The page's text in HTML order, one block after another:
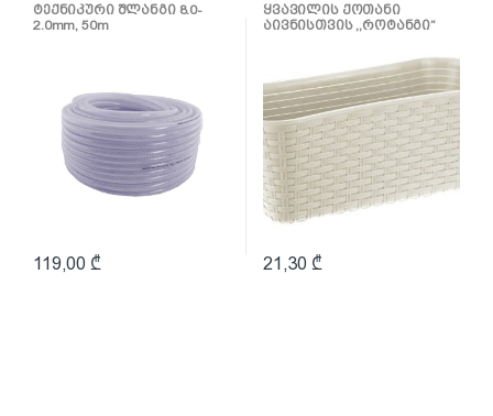
ტექნიკური შლანგი 8.0-
2.0mm, 50m
119,00 ₾
ყვავილის ქოთანი
აივნისთვის ,,როტანგი”
21,30 ₾